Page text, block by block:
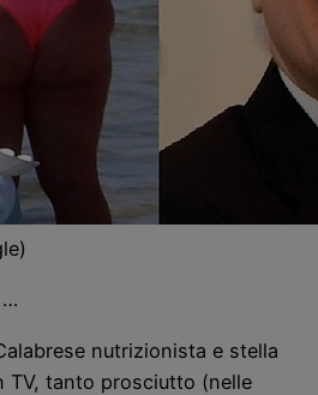
…
nutrizionista e stella
TV, tanto prosciutto (nelle